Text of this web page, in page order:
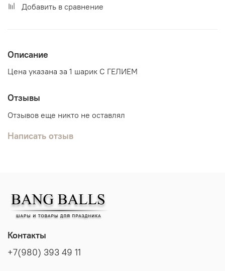
Добавить в сравнение
Описание
Цена указана за 1 шарик С ГЕЛИЕМ
Отзывы
Отзывов еще никто не оставлял
Написать отзыв
Контакты
+7(980) 393 49 11